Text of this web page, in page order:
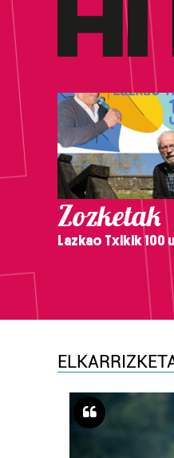
Zozketak
Lazkao Txikik 100